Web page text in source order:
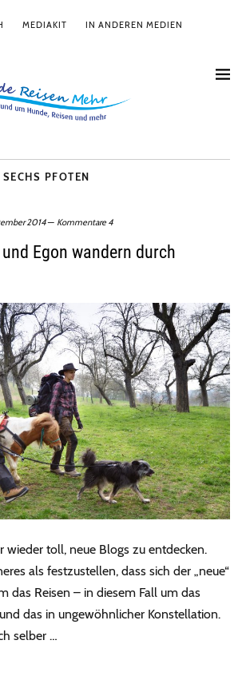
MEDIAKIT IN ANDEREN MEDIEN
PFOTEN
2014 Kommentare 4
Egon wandern durch
wieder toll, neue Blogs zu entdecken.
als festzustellen, dass sich der „neue“
das Reisen – in diesem Fall um das
das in ungewöhnlicher Konstellation.
selber …